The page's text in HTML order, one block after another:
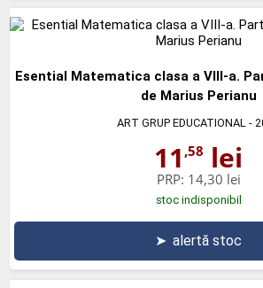
Esential Matematica clasa a VIII-a.
de Marius Perianu
ART GRUP EDUCATIONAL -
11 ,58 lei
PRP: 14,30 lei
stoc indisponibil
➤ alertă stoc